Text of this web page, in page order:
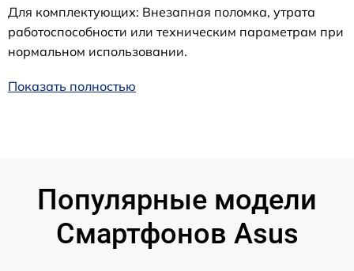
Для комплектующих: Внезапная поломка, утрата
работоспособности или техническим параметрам при
нормальном использовании.
Показать полностью
Популярные модели
Смартфонов Asus